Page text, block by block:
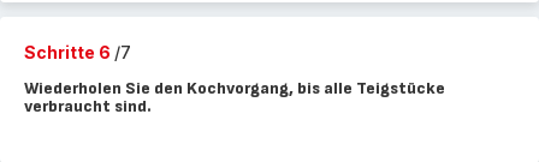
Schritte 6 /7
Wiederholen Sie den Kochvorgang, bis alle Teigstücke
verbraucht sind.